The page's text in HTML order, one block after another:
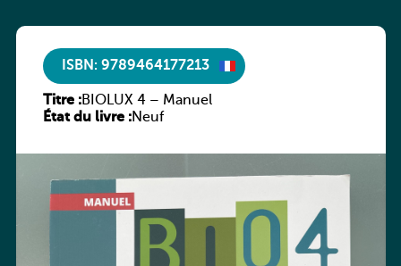
ISBN: 9789464177213
Titre :BIOLUX 4 – Manuel
État du livre :Neuf